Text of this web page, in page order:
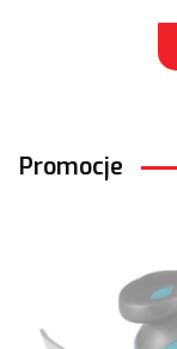
Promocje